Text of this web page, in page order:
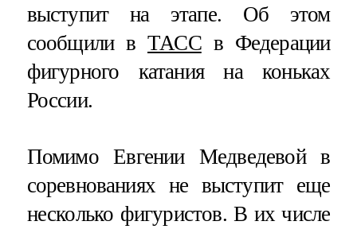
выступит на этапе. Об этом
сообщили вТАССв Федерации
фигурного катания на коньках
России.
Помимо Евгении Медведевой в
соревнованиях не выступит еще
несколько фигуристов. В их числе